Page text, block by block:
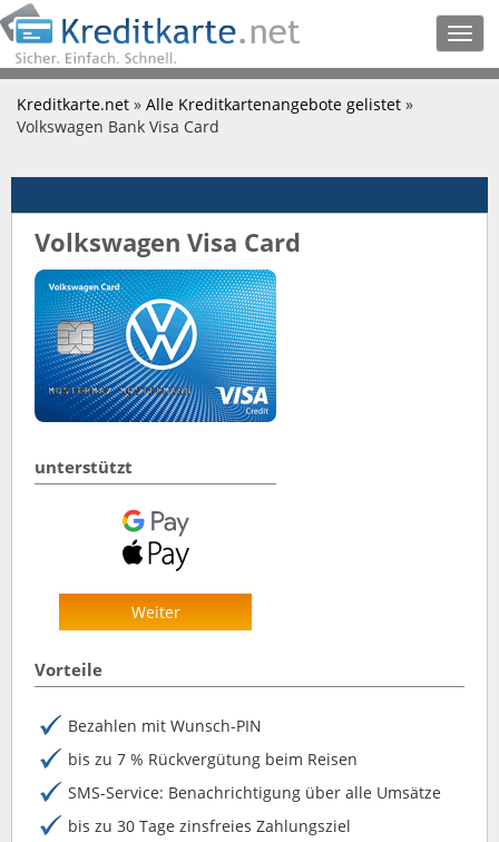
Kreditkarte.net » Alle Kreditkartenangebote gelistet »
Volkswagen Bank Visa Card
Volkswagen Visa Card
unterstützt
Weiter
Vorteile
Bezahlen mit Wunsch-PIN
bis zu 7 % Rückvergütung beim Reisen
SMS-Service: Benachrichtigung über alle Umsätze
bis zu 30 Tage zinsfreies Zahlungsziel